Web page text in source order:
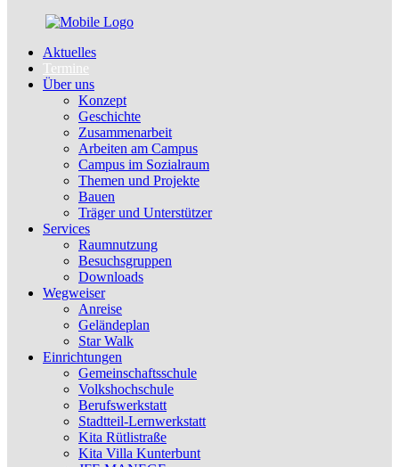
Aktuelles
Termine
Über uns
Konzept
Geschichte
Zusammenarbeit
Arbeiten am Campus
Campus im Sozialraum
Themen und Projekte
Bauen
Träger und Unterstützer
Services
Raumnutzung
Besuchsgruppen
Downloads
Wegweiser
Anreise
Geländeplan
Star Walk
Einrichtungen
Gemeinschaftsschule
Volkshochschule
Berufswerkstatt
Stadtteil-Lernwerkstatt
Kita Rütlistraße
Kita Villa Kunterbunt